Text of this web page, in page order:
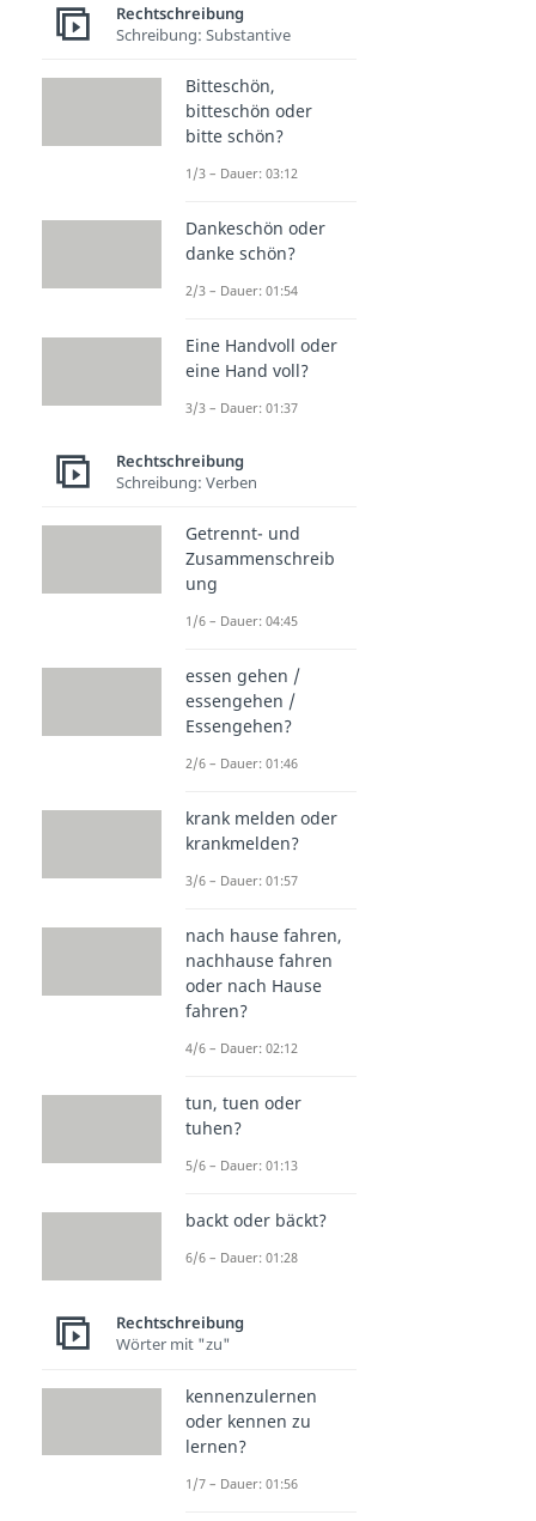
Rechtschreibung
Schreibung: Substantive
Bitteschön,
bitteschön oder
bitte schön?
1/3 – Dauer: 03:12
Dankeschön oder
danke schön?
2/3 – Dauer: 01:54
Eine Handvoll oder
eine Hand voll?
3/3 – Dauer: 01:37
Rechtschreibung
Schreibung: Verben
Getrennt- und
Zusammenschreib
ung
1/6 – Dauer: 04:45
essen gehen /
essengehen /
Essengehen?
2/6 – Dauer: 01:46
krank melden oder
krankmelden?
3/6 – Dauer: 01:57
nach hause fahren,
nachhause fahren
oder nach Hause
fahren?
4/6 – Dauer: 02:12
tun, tuen oder
tuhen?
5/6 – Dauer: 01:13
backt oder bäckt?
6/6 – Dauer: 01:28
Rechtschreibung
Wörter mit "zu"
kennenzulernen
oder kennen zu
lernen?
1/7 – Dauer: 01:56